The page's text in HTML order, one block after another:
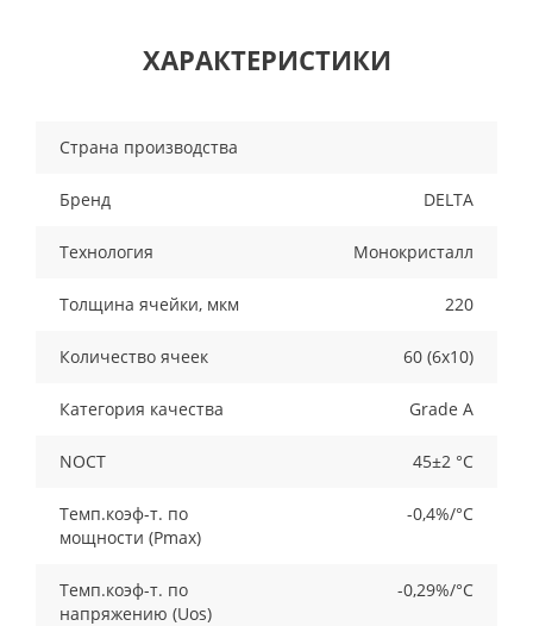
ХАРАКТЕРИСТИКИ
Страна производства
Бренд DELTA
Технология Монокристалл
Толщина ячейки, мкм 220
Количество ячеек 60 (6х10)
Категория качества Grade A
NOCT 45±2 °C
Темп.коэф-т. по
мощности (Рmax)
-0,4%/°С
Темп.коэф-т. по
напряжению (Uos)
-0,29%/°С